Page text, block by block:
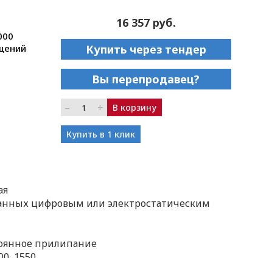
16 357 руб.
Купить через тендер
Вы перепродавец?
– + В корзину
Купить в 1 клик
цифровым или электростатическим
прилипание